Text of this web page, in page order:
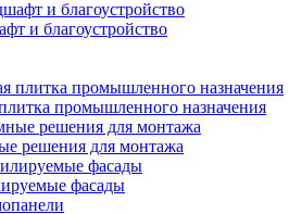
и благоустройство
промышленного назначения
решения для монтажа
фасады